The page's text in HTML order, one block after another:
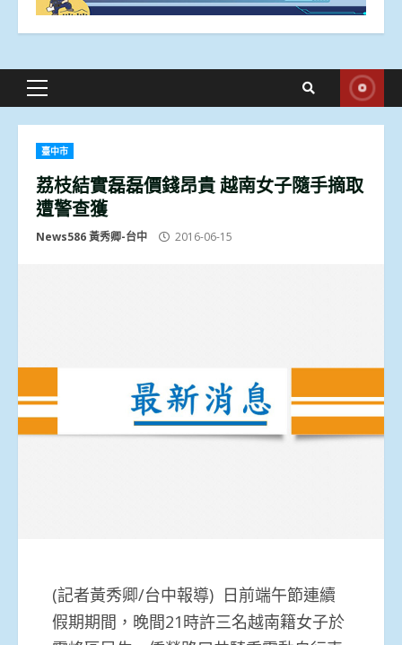
Primary
臺中市
荔枝結實磊磊價錢昂貴 越南女子隨手摘取
遭警查獲
News586 黃秀卿-台中 2016-06-15
(記者黃秀卿/台中報導) 日前端午節連續
假期期間，晚間21時許三名越南籍女子於